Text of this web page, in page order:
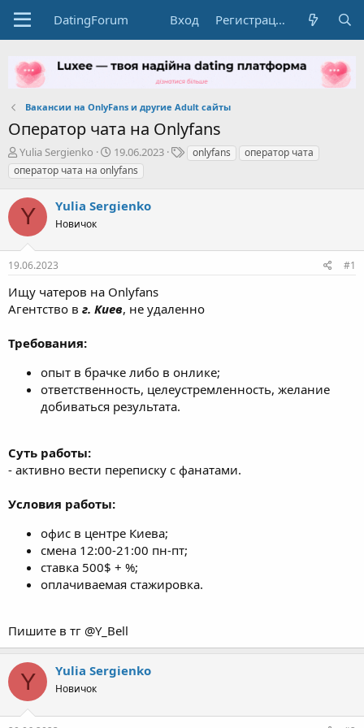
DatingForum Вход Регистрация
Вакансии на OnlyFans и другие Adult сайты
Оператор чата на Onlyfans
А
в
т
о
т
м
ы
Yulia Sergienko
Д
а
т
а
а
л
19.06.2023
Т
е
г
onlyfans
оператор чата на onlyfans
Y Новичок
19.06.2023
Ищу чатеров на Onlyfans
Агентство вг. Киев, не удаленно
опыт в брачке либо в онлике;
ответственность, целеустремленность, желание
добиваться результата.
- активно вести переписку с фанатами.
офис в центре Киева;
смена 12:00-21:00 пн-пт;
ставка 500$ + %;
оплачиваемая стажировка.
Y Yulia Sergienko
Новичок
20.06.2023